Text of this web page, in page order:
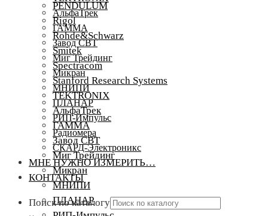
АльфаТрек
ГАММА
Завод СВТ
Миг Трейдинг
Микран
МНИПИ
ПЛАНАР
РИП-Импульс
Радиомера
СКАРД-Электроникс
МНЕ НУЖНО ИЗМЕРИТЬ…
КОНТАКТЫ
Поиск по каталогу
PENDULUM
Rigol
Rohde&Schwarz
Smitek
Spectracom
Stanford Research Systems
TEKTRONIX
АльфаТрек
ГАММА
Завод СВТ
Миг Трейдинг
Микран
МНИПИ
ПЛАНАР